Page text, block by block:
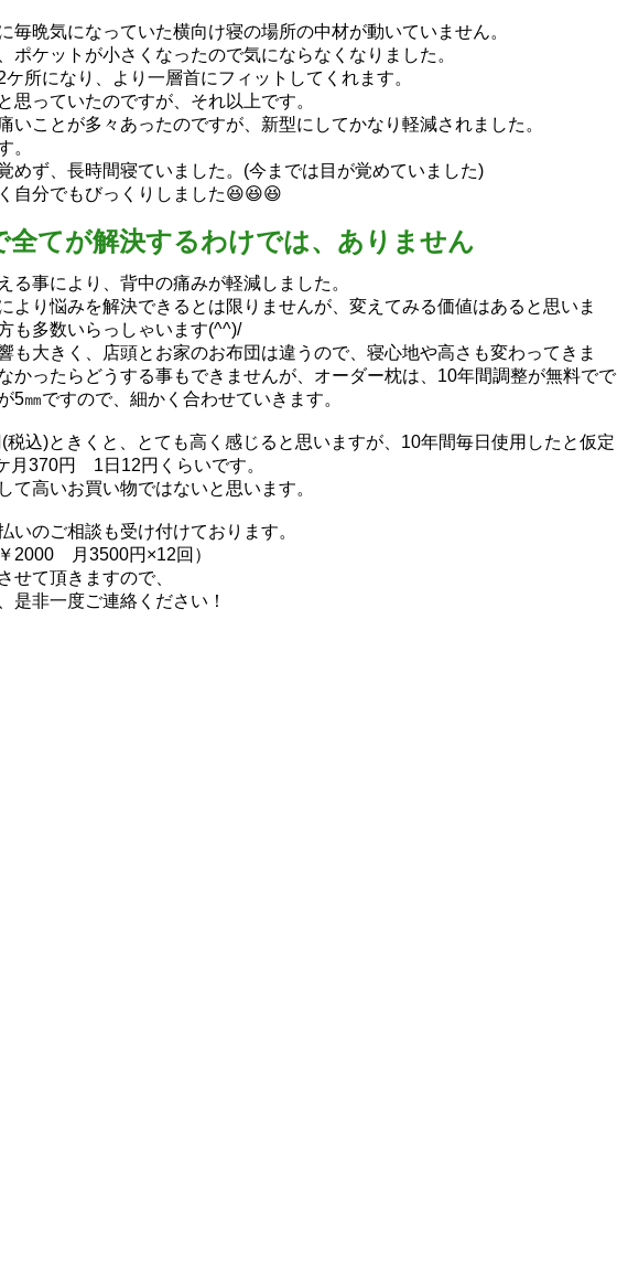
毎晩気になっていた横向け寝の場所の中材が動いていません。
ポケットが小さくなったので気にならなくなりました。
所になり、より一層首にフィットしてくれます。
思っていたのですが、それ以上です。
いことが多々あったのですが、新型にしてかなり軽減されました。
。
めず、長時間寝ていました。(今までは目が覚めていました)
自分でもびっくりしました😆😆😆
全てが解決するわけでは、ありません
る事により、背中の痛みが軽減しました。
より悩みを解決できるとは限りませんが、変えてみる価値はあると思いま
も多数いらっしゃいます(^^)/
も大きく、店頭とお家のお布団は違うので、寝心地や高さも変わってきま
かったらどうする事もできませんが、オーダー枕は、10年間調整が無料でで
5㎜ですので、細かく合わせていきます。
込)ときくと、とても高く感じると思いますが、10年間毎日使用したと仮定
370円 1日12円くらいです。
て高いお買い物ではないと思います。
いのご相談も受け付けております。
月3500円×12回）
せて頂きますので、
是非一度ご連絡ください！